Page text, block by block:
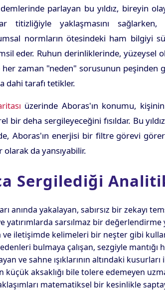
parlayan bu yıldız, bireyin
titizliğiyle yaklaşmasını sağlarken,
normların ötesindeki ham bilgiyi
eder. Ruhun derinliklerinde, yüzeysel
zaman "neden" sorusunun peşinden
dahi tarafı tetikler.
üzerinde Aboras'ın konumu,
bir deha sergileyeceğini fısıldar. Bu
Aboras'ın enerjisi bir filtre görevi
da yansıyabilir.
Sergilediği
anında yakalayan, sabırsız bir zekayı
sarsılmaz bir
ve iletişimde kelimeleri bir neşter gibi
bulmaya çalışan, sezgiyle mantığı
ve sahne ışıklarının altındaki
küçük aksaklığı bile tolere edemeyen
matematiksel bir kesinlikle